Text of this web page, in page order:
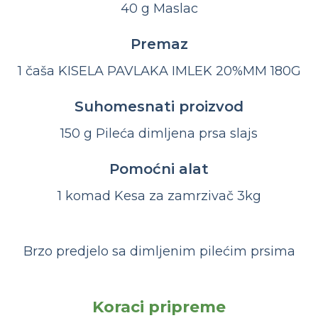
40 g Maslac
Premaz
1 čaša KISELA PAVLAKA IMLEK 20%MM 180G
Suhomesnati proizvod
150 g Pileća dimljena prsa slajs
Pomoćni alat
1 komad Kesa za zamrzivač 3kg
Brzo predjelo sa dimljenim pilećim prsima
Koraci pripreme